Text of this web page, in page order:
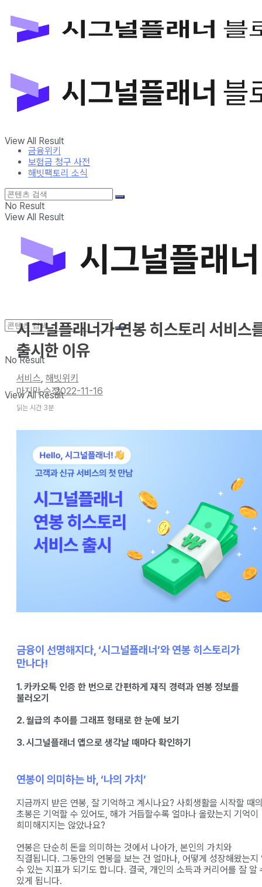
보험금 청구 사전
해빗팩토리 소식
View All Result
금융위키
보험금 청구 사전
해빗팩토리 소식
No Result
View All Result
No Result
View All Result
시그널플래너가 연봉 히스토리 서비스
출시한 이유
서비스 해빗위키
2022-11-16
읽는 시간 3분
금융이 선명해지다, ‘시그널플래너’와 연봉 히스토리가
만나다!
1. 카카오톡 인증 한 번으로 간편하게 재직 경력과 연봉 정보를
불러오기
2. 월급의 추이를 그래프 형태로 한 눈에 보기
3. 시그널플래너 앱으로 생각날 때마다 확인하기
연봉이 의미하는 바, ‘나의 가치’
지금까지 받은 연봉, 잘 기억하고 계시나요? 사회생활을 시작할 때
초봉은 기억할 수 있어도, 해가 거듭할수록 얼마나 올랐는지 기억이
희미해지지는 않았나요?
연봉은 단순히 돈을 의미하는 것에서 나아가, 본인의 가치와
직결됩니다. 그동안의 연봉을 보는 건 얼마나, 어떻게 성장해왔는지
수 있는 지표가 되기도 합니다. 결국, 개인의 소득과 커리어를 잘 알
있게 됩니다.